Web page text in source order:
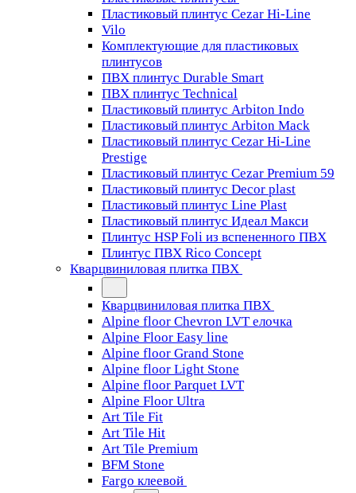
Пластиковый плинтус Cezar Hi-Line
Vilo
Комплектующие для пластиковых
плинтусов
ПВХ плинтус Durable Smart
ПВХ плинтус Technical
Пластиковый плинтус Arbiton Indo
Пластиковый плинтус Arbiton Mack
Пластиковый плинтус Cezar Hi-Line
Prestige
Пластиковый плинтус Cezar Premium 59
Пластиковый плинтус Decor plast
Пластиковый плинтус Line Plast
Пластиковый плинтус Идеал Макси
Плинтус HSP Foli из вспененного ПВХ
Плинтус ПВХ Rico Concept
Кварцвиниловая плитка ПВХ
Кварцвиниловая плитка ПВХ
Alpine floor Chevron LVT елочка
Alpine Floor Easy line
Alpine floor Grand Stone
Alpine floor Light Stone
Alpine floor Parquet LVT
Alpine Floor Ultra
Art Tile Fit
Art Tile Hit
Art Tile Premium
BFM Stone
Fargo клеевой